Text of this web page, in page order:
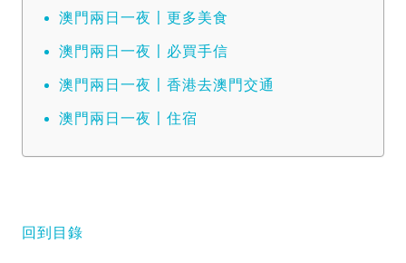
澳門兩日一夜〡更多美食
澳門兩日一夜〡必買手信
澳門兩日一夜〡香港去澳門交通
澳門兩日一夜〡住宿
回到目錄